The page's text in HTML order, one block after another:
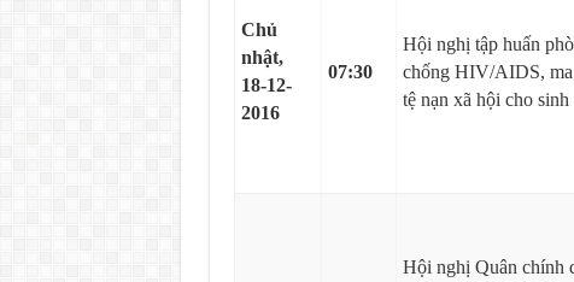
Chủ
nhật,
18-12-
2016
07:30
Hội nghị tập huấn
chống HIV/AIDS,
tệ nạn xã hội cho sinh
Hội nghị Quân chính